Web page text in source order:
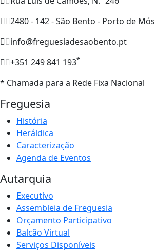
2480 - 142 - São Bento - Porto de Mós
info@freguesiadesaobento.pt
+351 249 841 193*
* Chamada para a Rede Fixa Nacional
Freguesia
História
Heráldica
Caracterização
Agenda de Eventos
Autarquia
Executivo
Assembleia de Freguesia
Orçamento Participativo
Balcão Virtual
Serviços Disponíveis